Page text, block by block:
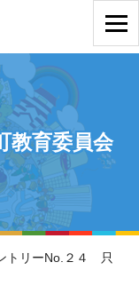
育委員会
トリーNo.２４ 只